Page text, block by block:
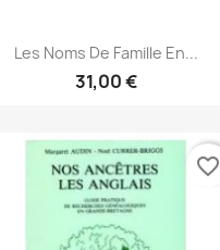
Anteprima
Les Noms De Famille En...
31,00 €
favorite_border